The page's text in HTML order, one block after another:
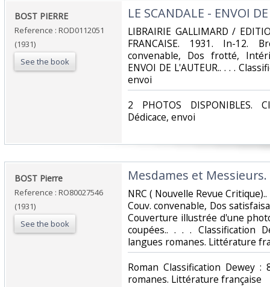
‎BOST PIERRE‎
Reference : ROD0112051
(1931)
See the book
‎LE SCANDALE - ENVOI
‎LIBRAIRIE GALLIMARD /
FRANCAISE. 1931. In-12.
convenable, Dos frotté,
ENVOI DE L'AUTEUR.. . . .
envoi‎
‎2 PHOTOS DISPONIBLES.
Dédicace, envoi‎
‎BOST Pierre‎
Reference : RO80027546
(1931)
See the book
‎Mesdames et Messieurs.‎
‎NRC ( Nouvelle Revue
Couv. convenable, Dos
Couverture illustrée d'une
coupées.. . . . Classification
langues romanes. Littérature
‎Roman Classification Dewey
romanes. Littérature française‎